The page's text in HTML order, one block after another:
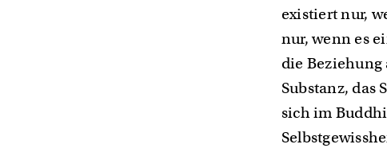
existiert nur,
nur, wenn es
die
Substanz, das
sich im